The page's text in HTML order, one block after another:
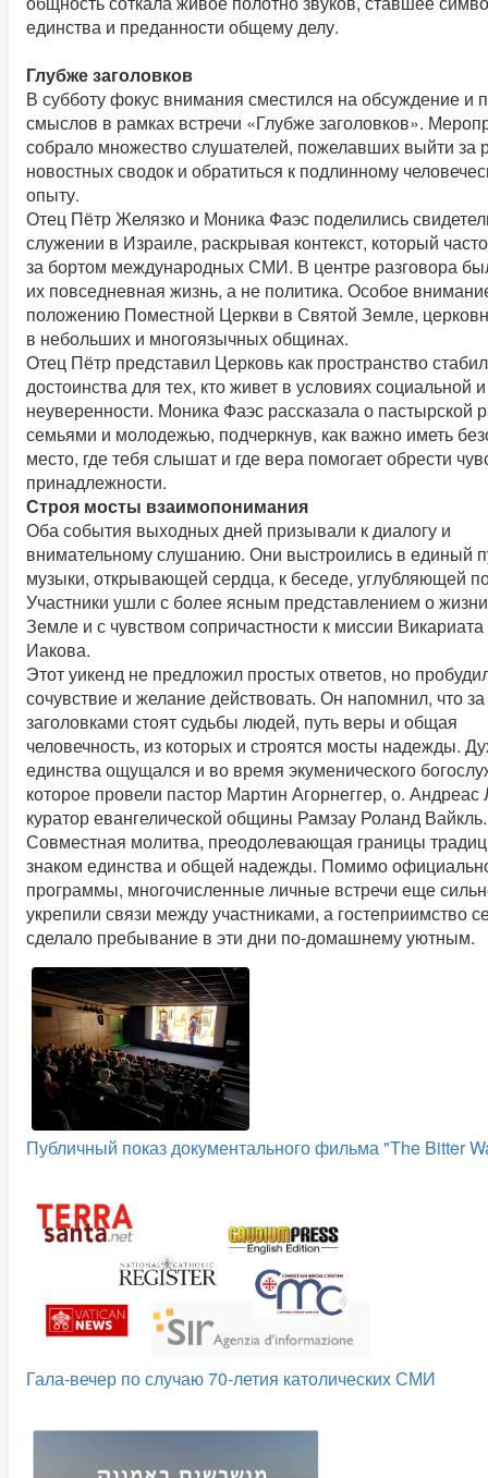
единства и преданности общему делу.
Глубже заголовков
В субботу фокус внимания сместился на обсуждение и
смыслов в рамках встречи «Глубже заголовков».
собрало множество слушателей, пожелавших выйти за
новостных сводок и обратиться к подлинному
опыту.
Отец Пётр Желязко и Моника Фаэс поделились
служении в Израиле, раскрывая контекст, который
за бортом международных СМИ. В центре разговора
их повседневная жизнь, а не политика. Особое
положению Поместной Церкви в Святой Земле,
в небольших и многоязычных общинах.
Отец Пётр представил Церковь как пространство
достоинства для тех, кто живет в условиях социальной
неуверенности. Моника Фаэс рассказала о пастырской
семьями и молодежью, подчеркнув, как важно иметь
место, где тебя слышат и где вера помогает обрести
принадлежности.
Строя мосты взаимопонимания
Оба события выходных дней призывали к диалогу и
внимательному слушанию. Они выстроились в единый
музыки, открывающей сердца, к беседе, углубляющей
Участники ушли с более ясным представлением о
Земле и с чувством сопричастности к миссии
Иакова.
Этот уикенд не предложил простых ответов, но
сочувствие и желание действовать. Он напомнил, что
заголовками стоят судьбы людей, путь веры и общая
человечность, из которых и строятся мосты надежды.
единства ощущался и во время экуменического
которое провели пастор Мартин Агорнеггер, о. Андреас
куратор евангелической общины Рамзау Роланд Вайкль.
Совместная молитва, преодолевающая границы
знаком единства и общей надежды. Помимо
программы, многочисленные личные встречи еще
укрепили связи между участниками, а гостеприимство
сделало пребывание в эти дни по-домашнему уютным.
Публичный показ документального фильма "The Bitter
Гала-вечер по случаю 70-летия католических СМИ